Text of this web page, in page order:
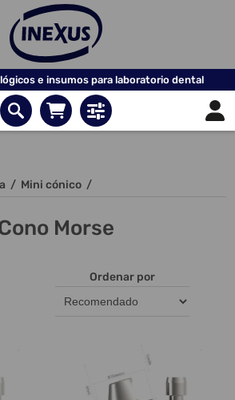
e insumos para laboratorio dental
/ Mini cónico /
Morse
Ordenar por